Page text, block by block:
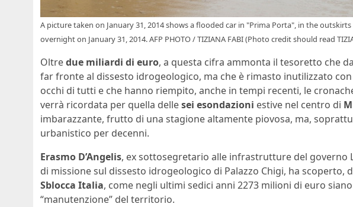
A picture taken on January 31, 2014 shows a flooded car in "Prima Porta", in the
overnight on January 31, 2014. AFP PHOTO / TIZIANA FABI (Photo credit should read
Oltredue miliardi di euro, a questa cifra ammonta il tesoretto che
far fronte al dissesto idrogeologico, ma che è rimasto inutilizzato
occhi di tutti e che hanno riempito, anche in tempi recenti, le
verrà ricordata per quella dellesei esondazioni estive nel centro di
imbarazzante, frutto di una stagione altamente piovosa, ma,
urbanistico per decenni.
Erasmo D’Angelis, ex sottosegretario alle infrastrutture del governo
di missione sul dissesto idrogeologico di Palazzo Chigi, ha scoperto,
Sblocca Italia, come negli ultimi sedici anni 2273 milioni di euro
“manutenzione” del territorio.